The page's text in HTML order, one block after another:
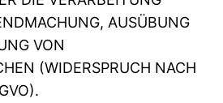
AUSÜBUNG
VON
(WIDERSPRUCH NACH